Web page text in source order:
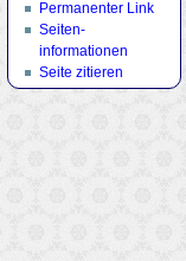
Permanenter Link
Seiten­
informationen
Seite zitieren